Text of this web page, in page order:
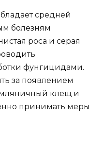
средней
болезням
роса и серая
фунгицидами.
за появлением
клещ и
принимать меры